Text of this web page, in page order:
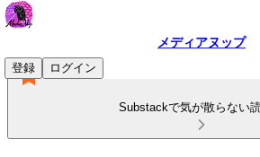
メディアヌップ
登録
ログイン
Substackで気が散らない